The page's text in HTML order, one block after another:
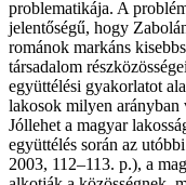
problematikája. A
jelentőségű, hogy
románok markáns
társadalom
együttélési gyakorlatot
lakosok milyen arányban
Jóllehet a magyar
együttélés során az
2003, 112–113. p.), a